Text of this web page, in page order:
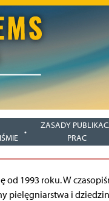
ZASADY
PRAC
od 1993 roku. W
pielęgniarstwa i